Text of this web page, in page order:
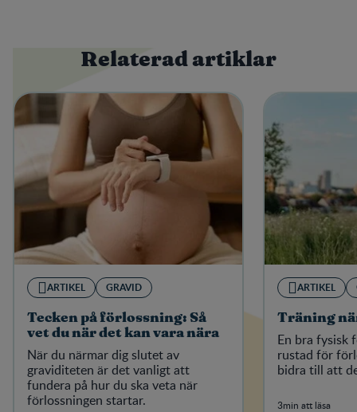
Relaterad artiklar
ARTIKEL GRAVID
Tecken på förlossning: Så
vet du när det kan vara nära
När du närmar dig slutet av
graviditeten är det vanligt att
fundera på hur du ska veta när
förlossningen startar.
ARTIKEL
Träning
En bra fysisk
rustad för
bidra till att
3min att läsa